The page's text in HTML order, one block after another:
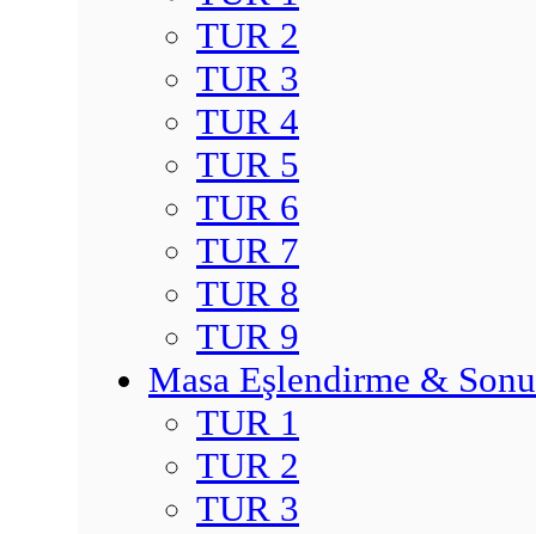
TUR 2
TUR 3
TUR 4
TUR 5
TUR 6
TUR 7
TUR 8
TUR 9
Masa Eşlendirme &
TUR 1
TUR 2
TUR 3